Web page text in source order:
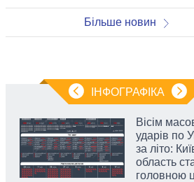
Більше новин
ІНФОГРАФІКА
Вісім
ударів по
за літо:
область
головною